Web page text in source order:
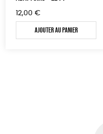
OUTILS ÉDUCATIFS
MON JOURNAL ANIMAL
12,00 €
Ajouter au panier